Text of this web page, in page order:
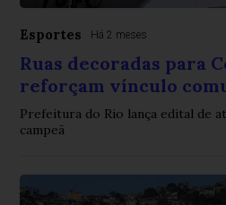
Esportes Há 2 meses
Ruas decoradas para
reforçam vínculo
Prefeitura do Rio lança edital de
campeã